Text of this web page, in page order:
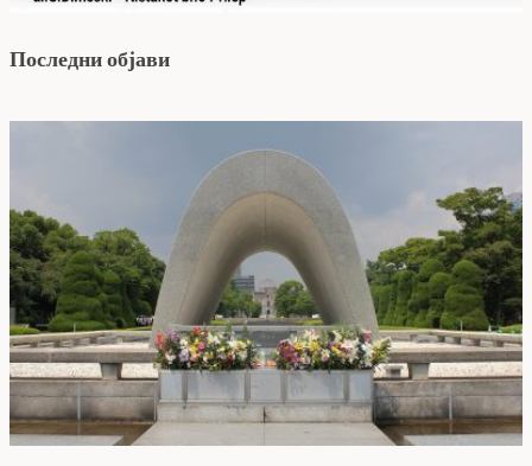
Последни објави